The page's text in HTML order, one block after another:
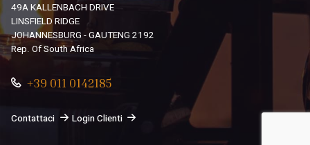
49A KALLENBACH DRIVE
LINSFIELD RIDGE
JOHANNESBURG - GAUTENG 2192
Rep. Of South Africa
+39 011 0142185
Contattaci Login Clienti